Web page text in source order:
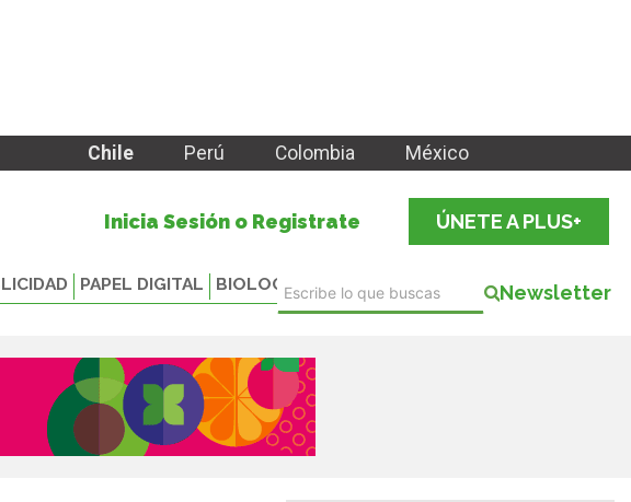
Chile Perú Colombia México
Inicia Sesión o Registrate ÚNETE A PLUS+
PAPEL DIGITAL BIOLOGICALS Newsletter